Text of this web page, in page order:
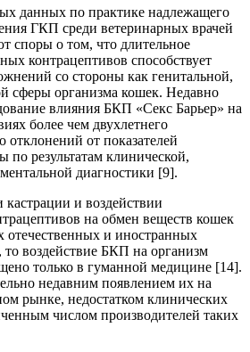
данных по практике надлежащего
ГКП среди ветеринарных врачей
споры о том, что длительное
контрацептивов способствует
со стороны как генитальной,
сферы организма кошек. Недавно
влияния БКП «Секс Барьер» на
более чем двухлетнего
от показателей
по результатам клинической,
диагностики [9].
и воздействии
на обмен веществ кошек
отечественных и иностранных
то воздействие БКП на организм
только в гуманной медицине [14].
недавним появлением их на
рынке, недостатком клинических
числом производителей таких